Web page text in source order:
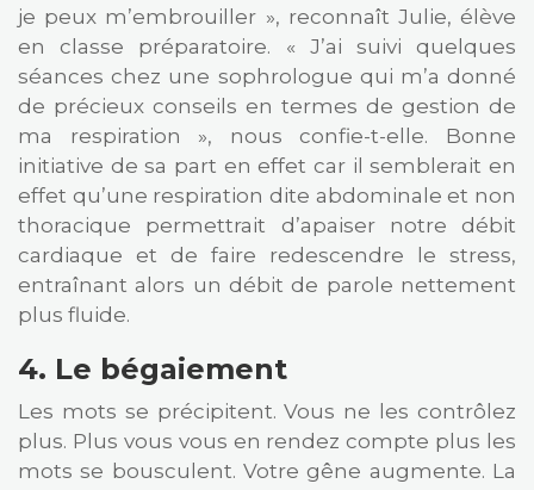
je peux m’embrouiller », reconnaît Julie, élève
en classe préparatoire. « J’ai suivi quelques
séances chez une sophrologue qui m’a donné
de précieux conseils en termes de gestion de
ma respiration », nous confie-t-elle. Bonne
initiative de sa part en effet car il semblerait en
effet qu’une respiration dite abdominale et non
thoracique permettrait d’apaiser notre débit
cardiaque et de faire redescendre le stress,
entraînant alors un débit de parole nettement
plus fluide.
4. Le bégaiement
Les mots se précipitent. Vous ne les contrôlez
plus. Plus vous vous en rendez compte plus les
mots se bousculent. Votre gêne augmente. La